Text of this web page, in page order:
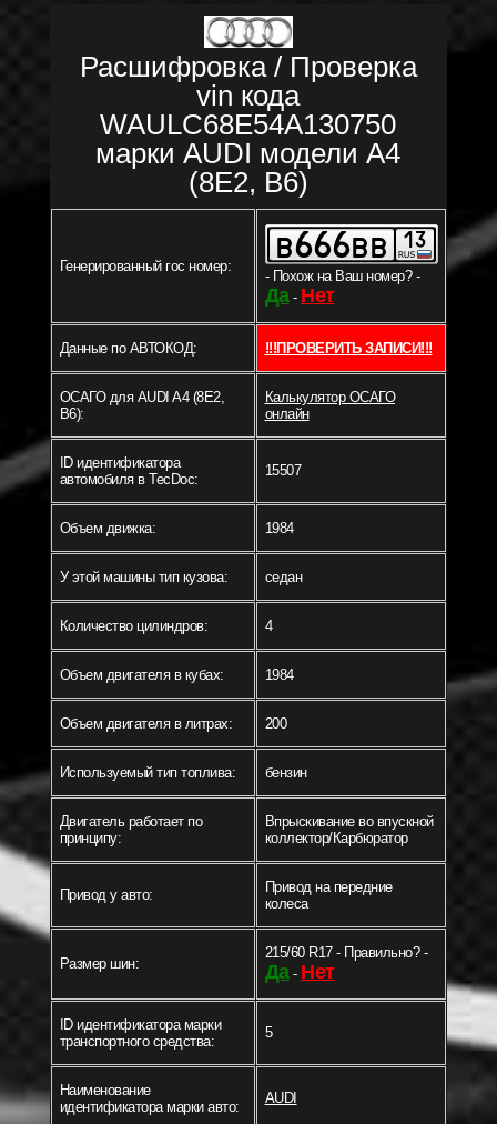
Расшифровка / Проверка
vin кода
WAULC68E54A130750
марки AUDI модели A4
(8E2, B6)
Генерированный гос номер:
- Похож на Ваш номер? -
Да- Нет
Данные по АВТОКОД: !!!ПРОВЕРИТЬ ЗАПИСИ!!!
ОСАГО для AUDI A4 (8E2,
B6):
Калькулятор ОСАГО
онлайн
ID идентификатора
автомобиля в TecDoc:
15507
Объем движка: 1984
У этой машины тип кузова: седан
Количество цилиндров: 4
Объем двигателя в кубах: 1984
Объем двигателя в литрах: 200
Используемый тип топлива: бензин
Двигатель работает по
принципу:
Впрыскивание во впускной
коллектор/Карбюратор
Привод у авто:
Привод на передние
колеса
Размер шин:
215/60 R17 - Правильно? -
Да- Нет
ID идентификатора марки
транспортного средства:
5
Наименование
идентификатора марки авто:
AUDI